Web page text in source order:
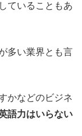
ていることもあ
多い業界とも言
かなどのビジネ
語力はいらない